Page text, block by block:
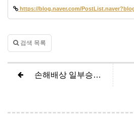
https://blog.naver.com/
검색 목록
손해배상 일부승소 (400만원 감축)